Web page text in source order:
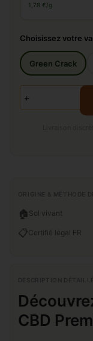
1,78 €/g
Choisissez votre
Green Crack
🏠 Sol vivant
📋Certifié légal FR
CBD